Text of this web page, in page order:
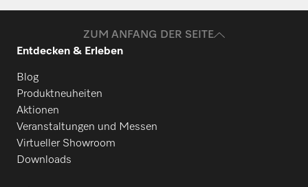
Ersatzteile anfragen
ZUM ANFANG DER SEITE
Entdecken & Erleben
Blog
Produktneuheiten
Aktionen
Veranstaltungen und Messen
Virtueller Showroom
Downloads